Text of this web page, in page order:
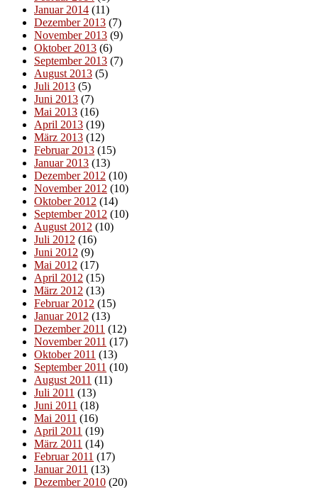
Januar 2014 (11)
Dezember 2013 (7)
November 2013 (9)
Oktober 2013 (6)
September 2013 (7)
August 2013 (5)
Juli 2013 (5)
Juni 2013 (7)
Mai 2013 (16)
April 2013 (19)
März 2013 (12)
Februar 2013 (15)
Januar 2013 (13)
Dezember 2012 (10)
November 2012 (10)
Oktober 2012 (14)
September 2012 (10)
August 2012 (10)
Juli 2012 (16)
Juni 2012 (9)
Mai 2012 (17)
April 2012 (15)
März 2012 (13)
Februar 2012 (15)
Januar 2012 (13)
Dezember 2011 (12)
November 2011 (17)
Oktober 2011 (13)
September 2011 (10)
August 2011 (11)
Juli 2011 (13)
Juni 2011 (18)
Mai 2011 (16)
April 2011 (19)
März 2011 (14)
Februar 2011 (17)
Januar 2011 (13)
Dezember 2010 (20)